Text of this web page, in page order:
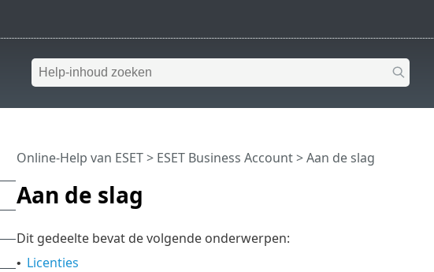
Aan de slag
Online-Help van ESET> ESET Business Account>Aan de slag
Dit gedeelte bevat de volgende onderwerpen:
• Licenties